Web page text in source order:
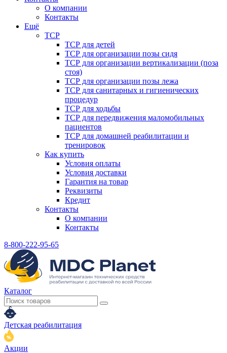
О компании
Контакты
Ещё
ТСР
ТСР для детей
ТСР для организации позы сидя
ТСР для организации вертикализации (поза
стоя)
ТСР для организации позы лежа
ТСР для санитарных и гигиенических
процедур
ТСР для ходьбы
ТСР для передвижения маломобильных
пациентов
ТСР для домашней реабилитации и
тренировок
Как купить
Условия оплаты
Условия доставки
Гарантия на товар
Реквизиты
Кредит
Контакты
О компании
Контакты
8-800-222-95-65
Каталог
Детская реабилитация
Акции